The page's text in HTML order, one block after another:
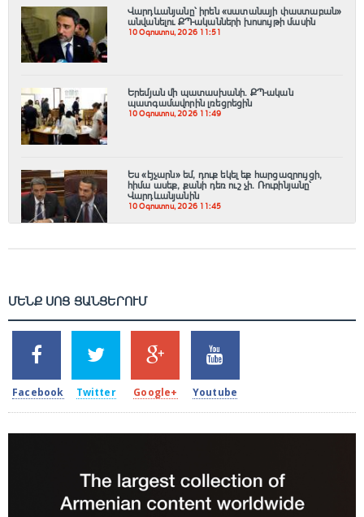
Վարդևանյանը՝ իրեն «սատանայի փաստաբան»
անվանելու ՔՊ-ականների խոսույթի մասին
10 Օգոստոս, 2026 11:51
Երեմյան մի պատասխանի․ ՔՊ-ական
պատգամավորին լռեցրեցին
10 Օգոստոս, 2026 11:49
Ես «էյչարն» եմ, դուք եկել եք հարցազրույցի,
հիմա ասեք, քանի դեռ ուշ չի․ Ռուբինյանը՝
Վարդևանյանին
10 Օգոստոս, 2026 11:45
ՄԵՆՔ ՍՈՑ ՑԱՆՑԵՐՈՒՄ
2k
SHARES
Facebook
1.5k
TWEETS
Twitter
203
SHARES
Google+
620
SHARES
Youtube